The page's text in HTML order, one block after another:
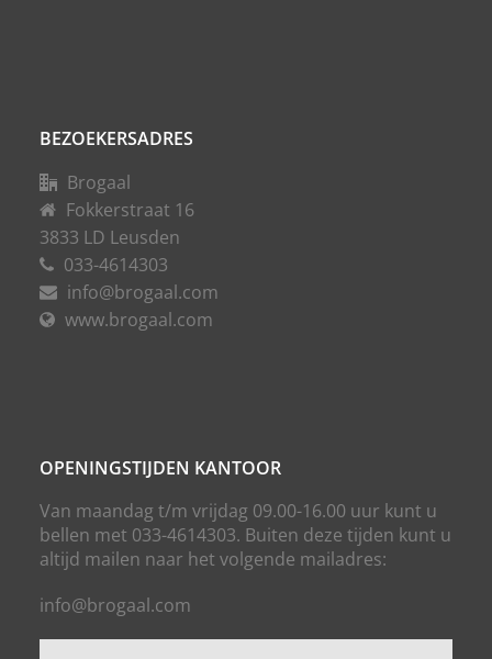
BEZOEKERSADRES
Brogaal
Fokkerstraat 16
3833 LD Leusden
033-4614303
info@brogaal.com
www.brogaal.com
OPENINGSTIJDEN KANTOOR
Van maandag t/m vrijdag 09.00-16.00 uur kunt u
bellen met 033-4614303. Buiten deze tijden kunt u
altijd mailen naar het volgende mailadres:
info@brogaal.com